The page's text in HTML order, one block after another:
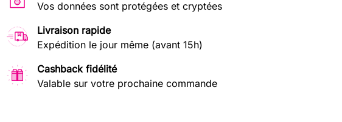
Vos données sont protégées et cryptées
Livraison rapide
Expédition le jour même (avant 15h)
Cashback fidélité
Valable sur votre prochaine commande